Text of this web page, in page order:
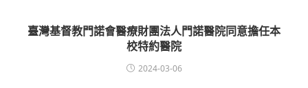
臺灣基督教門諾會醫療財團法人門諾醫院同意擔任本
校特約醫院
2024-03-06